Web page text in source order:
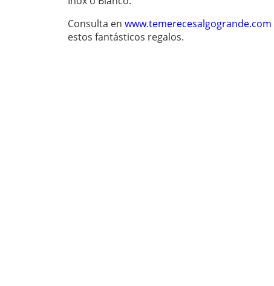
Consulta en www.temerecesalgogrande.com
estos fantásticos regalos.